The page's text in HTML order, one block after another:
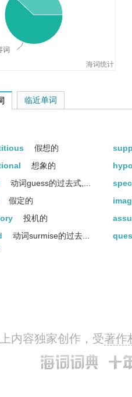
海词统计
词
资料：
假想的
想象的
动词guess的过去式,...
假定的
投机的
动词surmise的过去...
依情况而定的...
临近单词
内容独家创作，受著作